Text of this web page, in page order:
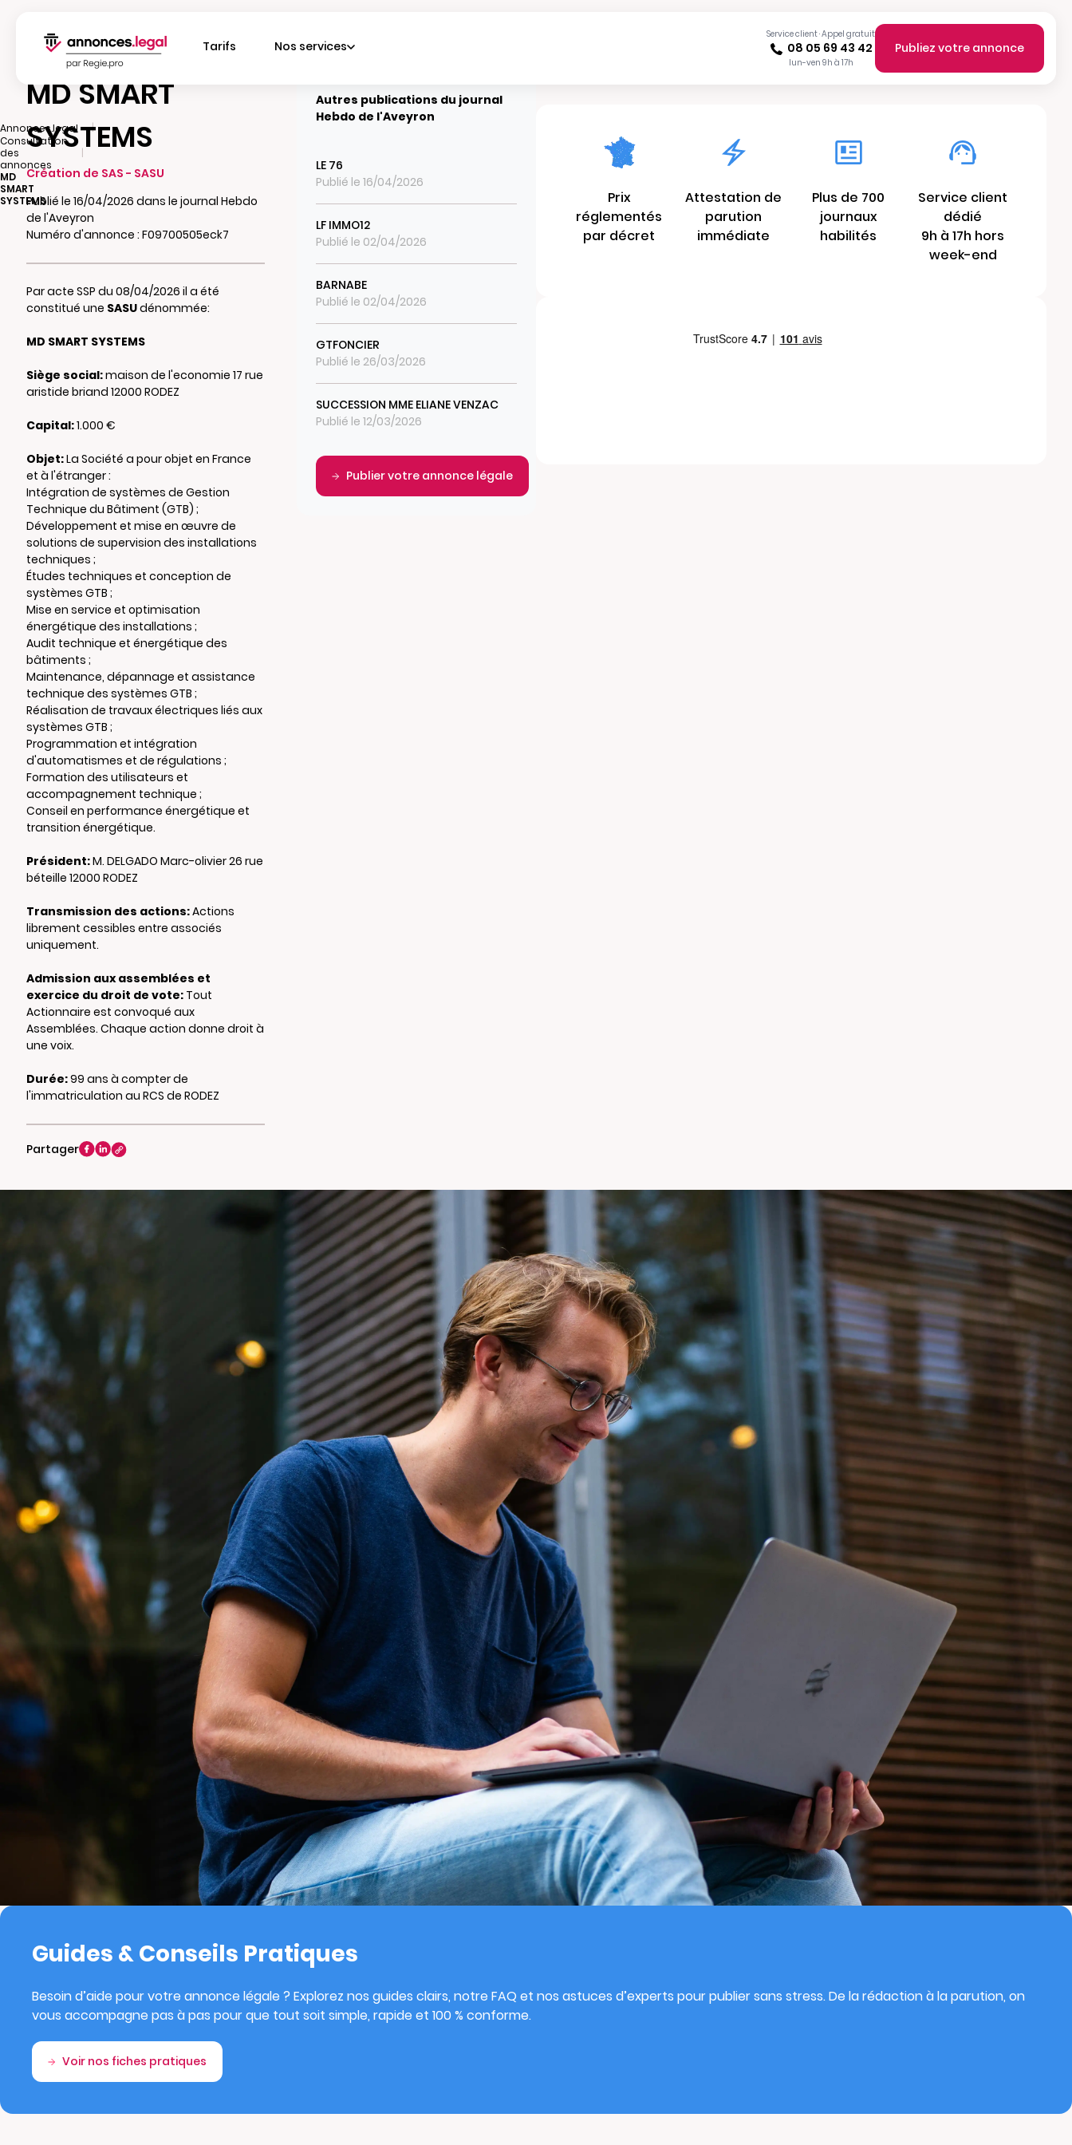
Tarifs Nos services
Service client · Appel gratuit
08 05 69 43 42
lun-ven 9h à 17h
Publiez votre annonce
Annonces.legal
|
Consultation
des
annonces
|
MD
SMART
SYSTEMS
MD SMART
SYSTEMS
Création de SAS - SASU
Publié le 16/04/2026 dans le journal Hebdo
de l'Aveyron
Numéro d'annonce : F09700505eck7
Par acte SSP du 08/04/2026 il a été
constitué une SASUdénommée:
MD SMART SYSTEMS
Siège social:maison de l'economie 17 rue
aristide briand 12000 RODEZ
Capital:1.000 €
Objet:La Société a pour objet en France
et à l'étranger :
Intégration de systèmes de Gestion
Technique du Bâtiment (GTB) ;
Développement et mise en œuvre de
solutions de supervision des installations
techniques ;
Études techniques et conception de
systèmes GTB ;
Mise en service et optimisation
énergétique des installations ;
Audit technique et énergétique des
bâtiments ;
Maintenance, dépannage et assistance
technique des systèmes GTB ;
Réalisation de travaux électriques liés aux
systèmes GTB ;
Programmation et intégration
d'automatismes et de régulations ;
Formation des utilisateurs et
accompagnement technique ;
Conseil en performance énergétique et
transition énergétique.
Président:M. DELGADO Marc-olivier 26 rue
béteille 12000 RODEZ
Transmission des actions:Actions
librement cessibles entre associés
uniquement.
Admission aux assemblées et
exercice du droit de vote:Tout
Actionnaire est convoqué aux
Assemblées. Chaque action donne droit à
une voix.
Durée:99 ans à compter de
l'immatriculation au RCS de RODEZ
Partager
Autres publications du journal
Hebdo de l'Aveyron
LE 76
Publié le 16/04/2026
LF IMMO12
Publié le 02/04/2026
BARNABE
Publié le 02/04/2026
GTFONCIER
Publié le 26/03/2026
SUCCESSION MME ELIANE VENZAC
Publié le 12/03/2026
Publier votre annonce légale
Prix
réglementés
par décret
Attestation de
parution
immédiate
Plus de 700
journaux
habilités
Service client
dédié
9h à 17h hors
week-end
Guides & Conseils Pratiques
Besoin d’aide pour votre annonce légale ? Explorez nos guides clairs, notre FAQ et nos astuces d’experts pour publier sans stress. De la rédaction à la parution, on
vous accompagne pas à pas pour que tout soit simple, rapide et 100 % conforme.
Voir nos fiches pratiques